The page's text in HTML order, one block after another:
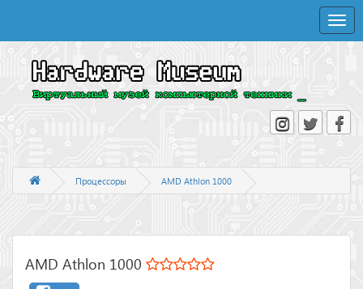
Toggle
Процессоры AMD Athlon 1000
AMD Athlon 1000